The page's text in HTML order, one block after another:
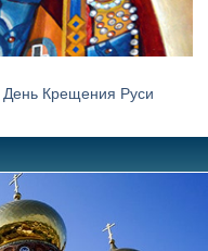
День Крещения Руси